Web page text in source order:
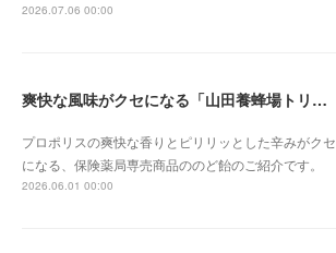
2026.07.06 00:00
爽快な風味がクセになる「山田養蜂場トリプルプロポリスのど飴」
プロポリスの爽快な香りとピリリッとした辛みがクセ
になる、保険薬局専売商品ののど飴のご紹介です。
2026.06.01 00:00